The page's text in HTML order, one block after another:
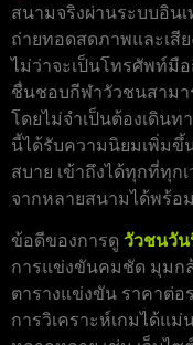
สนามจริงผ่านระบบอิน
ถ่ายทอดสดภาพและเสี
ไม่ว่าจะเป็นโทรศัพท์มื
ชื่นชอบกีฬาวัวชนสามา
โดยไม่จำเป็นต้องเดิน
นี้ได้รับความนิยมเพิ่มขึ้
สบาย เข้าถึงได้ทุกที่ทุก
จากหลายสนามได้พร้อ
ข้อดีของการดู วัวชนวั
การแข่งขันคมชัด มุมก
ตารางแข่งขัน ราคาต่อ
การวิเคราะห์เกมได้แ